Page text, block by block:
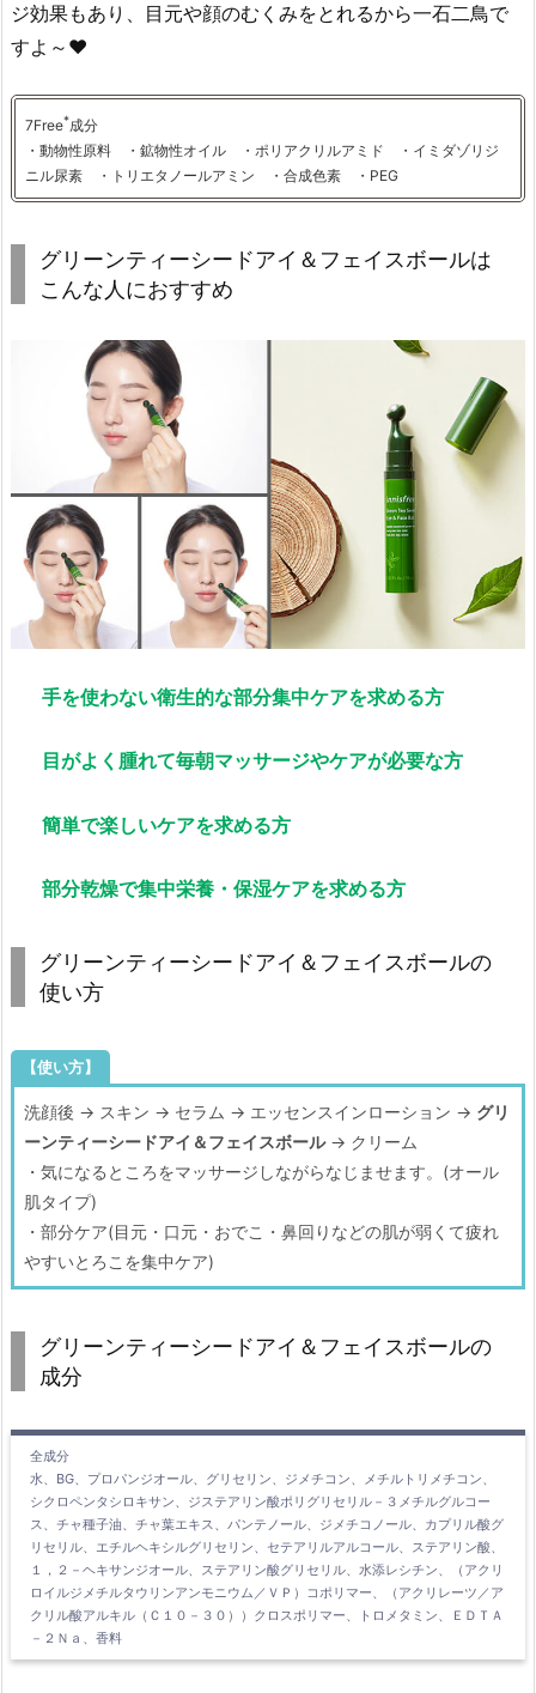
ジ効果もあり、目元や顔のむくみをとれるから一石二鳥で
すよ～♥
7Free*成分
・動物性原料 ・鉱物性オイル ・ポリアクリルアミド ・イミダゾリジ
ニル尿素 ・トリエタノールアミン ・合成色素 ・PEG
グリーンティーシードアイ＆フェイスボールは
こんな人におすすめ
手を使わない衛生的な部分集中ケアを求める方
目がよく腫れて毎朝マッサージやケアが必要な方
簡単で楽しいケアを求める方
部分乾燥で集中栄養・保湿ケアを求める方
グリーンティーシードアイ＆フェイスボールの
使い方
【使い方】
洗顔後 → スキン → セラム → エッセンスインローション → グリ
ーンティーシードアイ＆フェイスボール→ クリーム
・気になるところをマッサージしながらなじませます。(オール
肌タイプ)
・部分ケア(目元・口元・おでこ・鼻回りなどの肌が弱くて疲れ
やすいとろこを集中ケア)
グリーンティーシードアイ＆フェイスボールの
成分
全成分
水、BG、プロパンジオール、グリセリン、ジメチコン、メチルトリメチコン、
シクロペンタシロキサン、ジステアリン酸ポリグリセリル－３メチルグルコー
ス、チャ種子油、チャ葉エキス、パンテノール、ジメチコノール、カプリル酸グ
リセリル、エチルヘキシルグリセリン、セテアリルアルコール、ステアリン酸、
１，２－ヘキサンジオール、ステアリン酸グリセリル、水添レシチン、（アクリ
ロイルジメチルタウリンアンモニウム／ＶＰ）コポリマー、（アクリレーツ／ア
クリル酸アルキル（Ｃ１０－３０））クロスポリマー、トロメタミン、ＥＤＴＡ
－２Ｎａ、香料